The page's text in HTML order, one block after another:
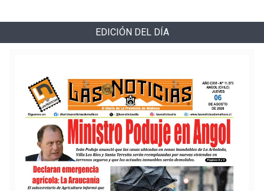
EDICIÓN DEL DÍA